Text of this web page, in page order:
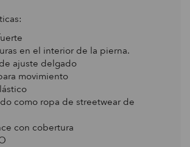
en el interior de la pierna.
ajuste delgado
movimiento
como ropa de streetwear de
con cobertura